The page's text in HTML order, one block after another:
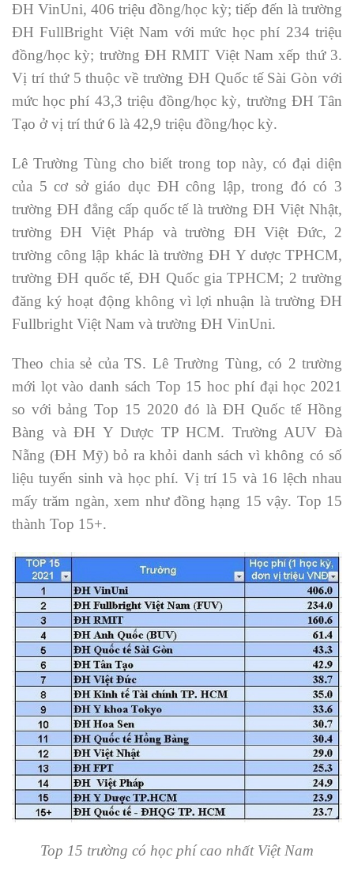
ĐH VinUni, 406 triệu đồng/học kỳ; tiếp đến là trường
ĐH FullBright Việt Nam với mức học phí 234 triệu
đồng/học kỳ; trường ĐH RMIT Việt Nam xếp thứ 3.
Vị trí thứ 5 thuộc về trường ĐH Quốc tế Sài Gòn với
mức học phí 43,3 triệu đồng/học kỳ, trường ĐH Tân
Tạo ở vị trí thứ 6 là 42,9 triệu đồng/học kỳ.
Lê Trường Tùng cho biết trong top này, có đại diện
của 5 cơ sở giáo dục ĐH công lập, trong đó có 3
trường ĐH đẳng cấp quốc tế là trường ĐH Việt Nhật,
trường ĐH Việt Pháp và trường ĐH Việt Đức, 2
trường công lập khác là trường ĐH Y dược TPHCM,
trường ĐH quốc tế, ĐH Quốc gia TPHCM; 2 trường
đăng ký hoạt động không vì lợi nhuận là trường ĐH
Fullbright Việt Nam và trường ĐH VinUni.
Theo chia sẻ của TS. Lê Trường Tùng, có 2 trường
mới lọt vào danh sách Top 15 hoc phí đại học 2021
so với bảng Top 15 2020 đó là ĐH Quốc tế Hồng
Bàng và ĐH Y Dược TP HCM. Trường AUV Đà
Nẵng (ĐH Mỹ) bỏ ra khỏi danh sách vì không có số
liệu tuyển sinh và học phí. Vị trí 15 và 16 lệch nhau
mấy trăm ngàn, xem như đồng hạng 15 vậy. Top 15
thành Top 15+.
Top 15 trường có học phí cao nhất Việt Nam